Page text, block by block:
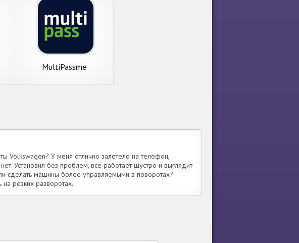
MultiPassme
Volkswagen? У меня отлично залетело на телефон,
Установил без проблем, всё работает шустро и выглядит
сделать машины более управляемыми в поворотах?
резких разворотах.